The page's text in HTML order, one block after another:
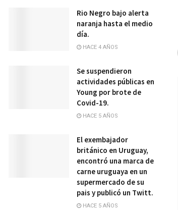
Rio Negro bajo alerta
naranja hasta el medio
día.
HACE 4 AÑOS
Se suspendieron
actividades públicas en
Young por brote de
Covid-19.
HACE 5 AÑOS
El exembajador
británico en Uruguay,
encontró una marca de
carne uruguaya en un
supermercado de su
pais y publicó un Twitt.
HACE 5 AÑOS